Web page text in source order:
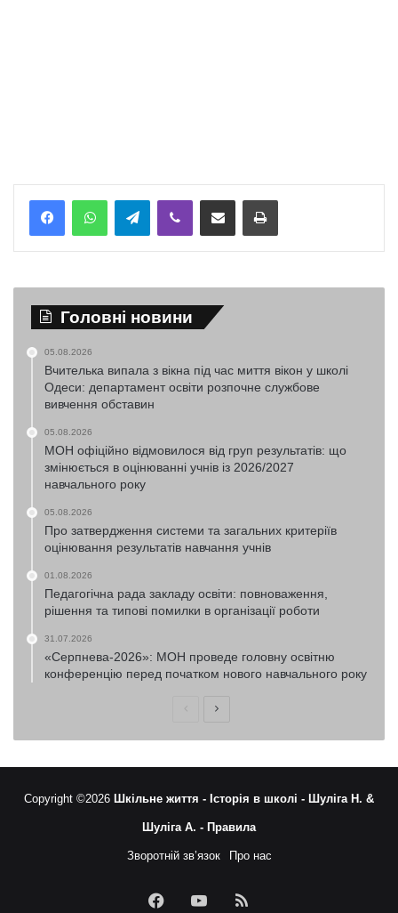
TelegramViber Надіслати електронною поштоюНадрукувати
Головні новини
05.08.2026
Вчителька випала з вікна під час миття вікон у школі
Одеси: департамент освіти розпочне службове
вивчення обставин
05.08.2026
МОН офіційно відмовилося від груп результатів: що
змінюється в оцінюванні учнів із 2026/2027
навчального року
05.08.2026
Про затвердження системи та загальних критеріїв
оцінювання результатів навчання учнів
01.08.2026
Педагогічна рада закладу освіти: повноваження,
рішення та типові помилки в організації роботи
31.07.2026
«Серпнева-2026»: МОН проведе головну освітню
конференцію перед початком нового навчального року
ПопередняНаступна
Copyright ©2026 Шкільне життя - Історія в школі - Шуліга Н. &
Шуліга А. - Правила
Зворотній зв’язок Про нас
FacebookYouTubeRSS